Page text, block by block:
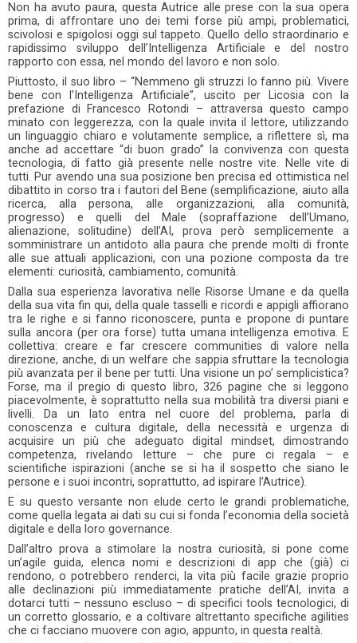
Non ha avuto paura, questa Autrice alle prese con la sua opera
prima, di affrontare uno dei temi forse più ampi, problematici,
scivolosi e spigolosi oggi sul tappeto. Quello dello straordinario e
rapidissimo sviluppo dell’Intelligenza Artificiale e del nostro
rapporto con essa, nel mondo del lavoro e non solo.
Piuttosto, il suo libro – “Nemmeno gli struzzi lo fanno più. Vivere
bene con l’Intelligenza Artificiale”, uscito per Licosia con la
prefazione di Francesco Rotondi – attraversa questo campo
minato con leggerezza, con la quale invita il lettore, utilizzando
un linguaggio chiaro e volutamente semplice, a riflettere sì, ma
anche ad accettare “di buon grado” la convivenza con questa
tecnologia, di fatto già presente nelle nostre vite. Nelle vite di
tutti. Pur avendo una sua posizione ben precisa ed ottimistica nel
dibattito in corso tra i fautori del Bene (semplificazione, aiuto alla
ricerca, alla persona, alle organizzazioni, alla comunità,
progresso) e quelli del Male (sopraffazione dell’Umano,
alienazione, solitudine) dell’AI, prova però semplicemente a
somministrare un antidoto alla paura che prende molti di fronte
alle sue attuali applicazioni, con una pozione composta da tre
elementi: curiosità, cambiamento, comunità.
Dalla sua esperienza lavorativa nelle Risorse Umane e da quella
della sua vita fin qui, della quale tasselli e ricordi e appigli affiorano
tra le righe e si fanno riconoscere, punta e propone di puntare
sulla ancora (per ora forse) tutta umana intelligenza emotiva. E
collettiva: creare e far crescere communities di valore nella
direzione, anche, di un welfare che sappia sfruttare la tecnologia
più avanzata per il bene per tutti. Una visione un po’ semplicistica?
Forse, ma il pregio di questo libro, 326 pagine che si leggono
piacevolmente, è soprattutto nella sua mobilità tra diversi piani e
livelli. Da un lato entra nel cuore del problema, parla di
conoscenza e cultura digitale, della necessità e urgenza di
acquisire un più che adeguato digital mindset, dimostrando
competenza, rivelando letture – che pure ci regala – e
scientifiche ispirazioni (anche se si ha il sospetto che siano le
persone e i suoi incontri, soprattutto, ad ispirare l’Autrice).
E su questo versante non elude certo le grandi problematiche,
come quella legata ai dati su cui si fonda l’economia della società
digitale e della loro governance.
Dall’altro prova a stimolare la nostra curiosità, si pone come
un’agile guida, elenca nomi e descrizioni di app che (già) ci
rendono, o potrebbero renderci, la vita più facile grazie proprio
alle declinazioni più immediatamente pratiche dell’AI, invita a
dotarci tutti – nessuno escluso – di specifici tools tecnologici, di
un corretto glossario, e a coltivare altrettanto specifiche agilities
che ci facciano muovere con agio, appunto, in questa realtà.